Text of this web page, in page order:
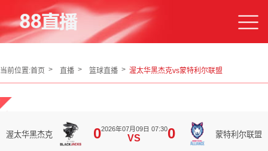
当前位置:首页 直播 篮球直播 渥太华黑杰克vs蒙特利尔联盟
渥太华黑杰克 02026年07月09日 07:30
VS 0 蒙特利尔联盟